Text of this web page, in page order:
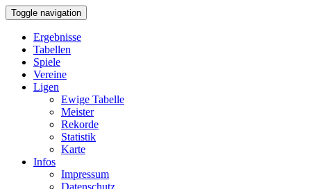
Toggle navigation
Ergebnisse
Tabellen
Spiele
Vereine
Ligen
Ewige Tabelle
Meister
Rekorde
Statistik
Karte
Infos
Impressum
Datenschutz